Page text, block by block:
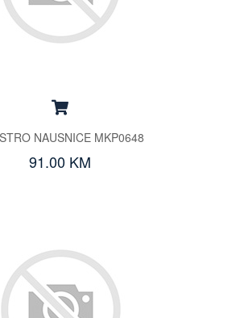
NAUSNICE MKP0648
91.00 KM